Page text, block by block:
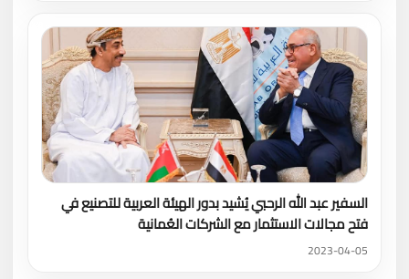
السفير عبد الله الرحبي يُشيد بدور الهيئة العربية للتصنيع في
فتح مجالات الاستثمار مع الشركات العُمانية
2023-04-05